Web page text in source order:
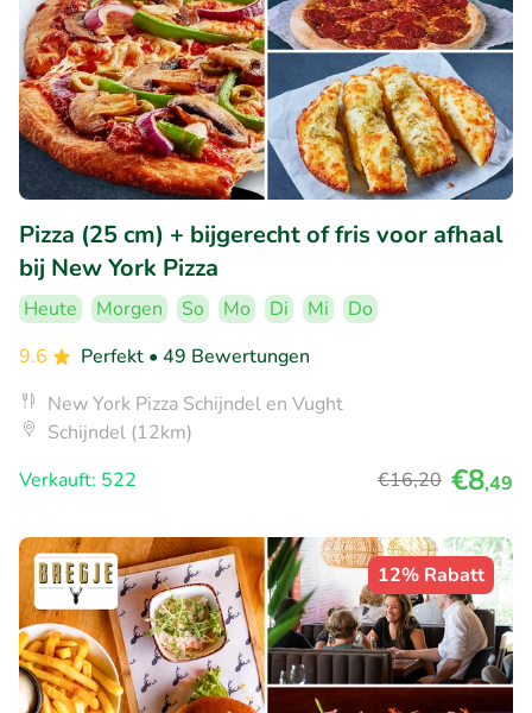
Pizza (25 cm) + bijgerecht of fris voor afhaal
bij New York Pizza
Heute Morgen So Mo Di Mi
Do
9.6
Perfekt • 49 Bewertungen
New York Pizza Schijndel en Vught
Schijndel (12km)
Verkauft: 522
€16,20 €8,49
12% Rabatt